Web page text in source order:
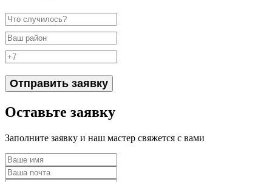
Отправить заявку
Оставьте заявку
Заполните заявку и наш мастер свяжется с вами